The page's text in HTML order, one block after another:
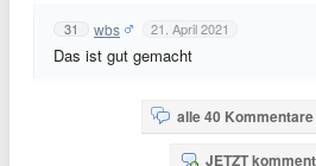
31 wbs 21. April 2021
Das ist gut gemacht
alle 40
JETZT